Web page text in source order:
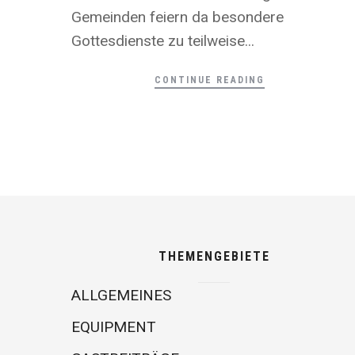
Gemeinden feiern da besondere
Gottesdienste zu teilweise...
CONTINUE READING
THEMENGEBIETE
ALLGEMEINES
EQUIPMENT